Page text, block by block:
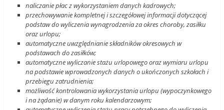
naliczanie płac z wykorzystaniem danych kadrowych;
przechowywanie kompletnej i szczegółowej informacji dotyczącej
podstaw do wyliczenia wynagrodzenia za okres choroby, zasiłku
oraz urlopu;
automatyczne uwzględnianie składników okresowych w
podstawach do zasiłków;
automatyczne wyliczanie stażu urlopowego oraz wymiaru urlopu
na podstawie wprowadzonych danych o ukończonych szkołach i
przebiegu zatrudnienia;
możliwość kontrolowania wykorzystania urlopu (wypoczynkowego
i na żądanie) w danym roku kalendarzowym;